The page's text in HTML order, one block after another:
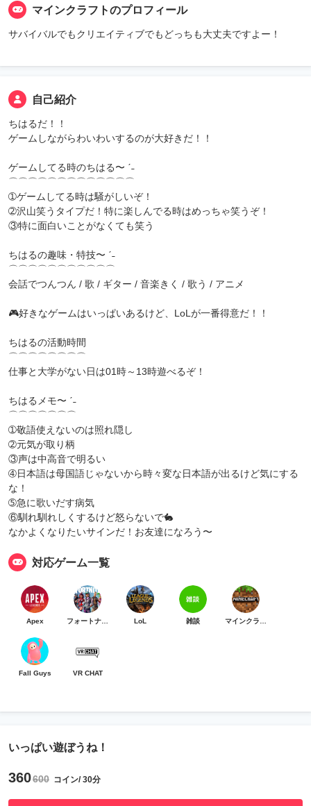
マインクラフトのプロフィール
サバイバルでもクリエイティブでもどっちも大丈夫ですよー！
自己紹介
ちはるだ！！
ゲームしながらわいわいするのが大好きだ！！
ゲームしてる時のちはる〜 ‪ˊ˗
⌒⌒⌒⌒⌒⌒⌒⌒⌒⌒⌒⌒⌒
➀ゲームしてる時は騒がしいぞ！
➁沢山笑うタイプだ！特に楽しんでる時はめっちゃ笑うぞ！
③特に面白いことがなくても笑う
ちはるの趣味・特技〜 ‪ˊ˗
⌒⌒⌒⌒⌒⌒⌒⌒⌒⌒⌒
会話でつんつん / 歌 / ギター / 音楽きく / 歌う / アニメ
🎮好きなゲームはいっぱいあるけど、LoLが一番得意だ！！
ちはるの活動時間
⌒⌒⌒⌒⌒⌒⌒⌒
仕事と大学がない日は01時～13時遊べるぞ！
ちはるメモ〜 ‪ˊ˗
⌒⌒⌒⌒⌒⌒⌒
➀敬語使えないのは照れ隠し
➁元気が取り柄
③声は中高音で明るい
➃日本語は母国語じゃないから時々変な日本語が出るけど気にする
な！
➄急に歌いだす病気
⑥馴れ馴れしくするけど怒らないで🐇
なかよくなりたいサインだ！お友達になろう〜
対応ゲーム一覧
Apex LoL 雑談
Fall Guys VR CHAT
いっぱい遊ぼうね！
360600 コイン/ 30分